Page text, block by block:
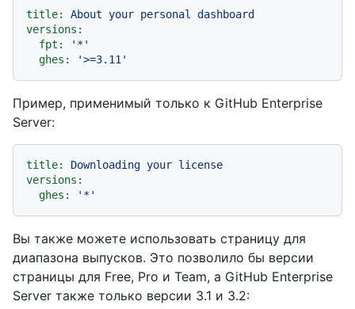
title: About your personal dashboard
versions:
fpt:
'*'
ghes:
'>=3.11'
Пример, применимый только к GitHub Enterprise
Server:
title: Downloading your license
versions:
ghes:
'*'
Вы также можете использовать страницу для
диапазона выпусков. Это позволило бы версии
страницы для Free, Pro и Team, а GitHub Enterprise
Server также только версии 3.1 и 3.2: